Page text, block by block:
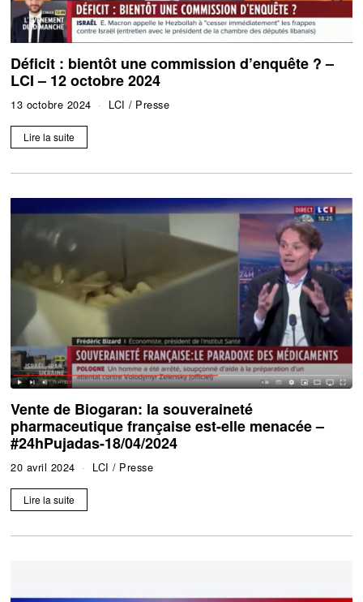
Déficit : bientôt une commission d’enquête ? –
LCI – 12 octobre 2024
13 octobre 2024 LCI / Presse
Lire la suite
Vente de Biogaran: la souveraineté
pharmaceutique française est-elle menacée –
#24hPujadas-18/04/2024
20 avril 2024 LCI / Presse
Lire la suite